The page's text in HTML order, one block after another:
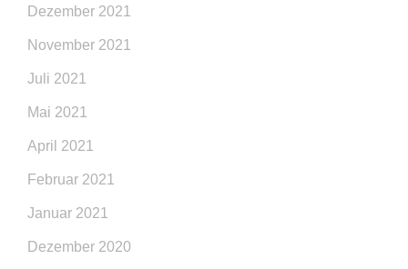
Dezember 2021
November 2021
Juli 2021
Mai 2021
April 2021
Februar 2021
Januar 2021
Dezember 2020